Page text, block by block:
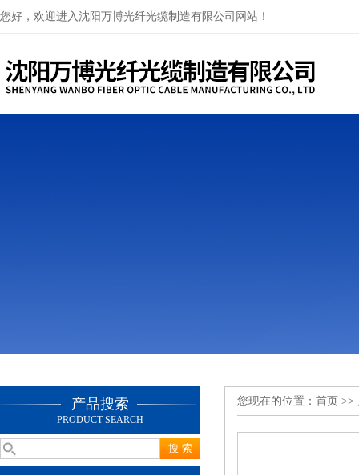
您好，欢迎进入沈阳万博光纤光缆制造有限公司网站！
产品搜索
PRODUCT SEARCH
您现在的位置： 首页 >>